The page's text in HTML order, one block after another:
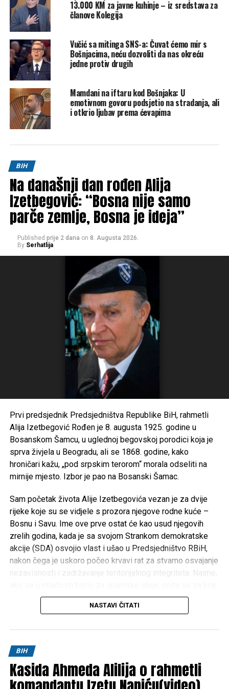
Tweet
Mail
POVEZANE TEME: BOŠNJACI NIKOLA ŠPIRIĆ
Bivši rukovodilac SIPA-e iznio plan: ‘Možemo odmah
uhapsiti Dodika, ovako se to treba napraviti’
DON'T MISS
Vlada RS-a se oglasila nakon što je policija Distrikta
Brčko pokušala uhapsiti Viškovića
13.000 KM za javne kuhinje – iz sredstava za
članove Kolegija
Vučić sa mitinga SNS-a: Čuvat ćemo mir s
Bošnjacima, neću dozvoliti da nas okreću
jedne protiv drugih
Mamdani na iftaru kod Bošnjaka: U
emotivnom govoru podsjetio na stradanja, ali
i otkrio ljubav prema ćevapima
BIH
Na današnji dan rođen Alija
Izetbegović: “Bosna nije samo
parče zemlje, Bosna je ideja”
Published prije 2 dana on 8. Augusta 2026.
By Serhatlija
Prvi predsjednik Predsjedništva Republike BiH, rahmetli
Alija Izetbegović Rođen je 8. augusta 1925. godine u
Bosanskom Šamcu, u uglednoj begovskoj porodici koja je
sprva živjela u Beogradu, ali se 1868. godine, kako
hroničari kažu, „pod srpskim terorom“ morala odseliti na
mirnije mjesto. Izbor je pao na Bosanski Šamac.
Sam početak života Alije Izetbegovića vezan je za dvije
rijeke koje su se vidjele s prozora njegove rodne kuće –
Bosnu i Savu. Ime ove prve ostat će kao usud njegovih
zrelih godina, kada je sa svojom Strankom demokratske
akcije (SDA) osvojio vlast i ušao u Predsjedništvo RBiH,
nakon čega je uskoro počeo krvavi rat za stvarno osvajanje
nezavisnosti i zadržavanje teritorijalnog integriteta. Naime,
Izetbegovićevog života može reći da je bio zaokupljen
borbom za prava bošnjačkog naroda i domovinu Bosnu i
ideje i ideale.
Tako je, zajedno s nekoliko istomišljenika, artikulaciju
svojih političkih opredjeljenja pokušao pronaći kroz
NASTAVI ČITATI
BIH
Kasida Ahmeda Alilija o rahmetli